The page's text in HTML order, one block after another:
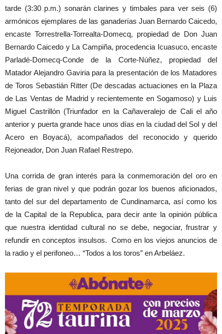
tarde (3:30 p.m.) sonarán clarines y timbales para ver seis (6)
armónicos ejemplares de las ganaderías Juan Bernardo Caicedo,
encaste Torrestrella-Torrealta-Domecq, propiedad de Don Juan
Bernardo Caicedo y La Campiña, procedencia Icuasuco, encaste
Parladé-Domecq-Conde de la Corte-Núñez, propiedad del
Matador Alejandro Gaviria para la presentación de los Matadores
de Toros Sebastián Ritter (De descadas actuaciones en la Plaza
de Las Ventas de Madrid y recientemente en Sogamoso) y Luis
Miguel Castrillón (Triunfador en la Cañaveralejo de Cali el año
anterior y puerta grande hace unos días en la ciudad del Sol y del
Acero en Boyacá), acompañados del reconocido y querido
Rejoneador, Don Juan Rafael Restrepo.
Una corrida de gran interés para la conmemoración del oro en
ferias de gran nivel y que podrán gozar los buenos aficionados,
tanto del sur del departamento de Cundinamarca, así como los
de la Capital de la Republica, para decir ante la opinión pública
que nuestra identidad cultural no se debe, negociar, frustrar y
refundir en conceptos insulsos. Como en los viejos anuncios de
la radio y el perifoneo… “Todos a los toros” en Arbeláez.